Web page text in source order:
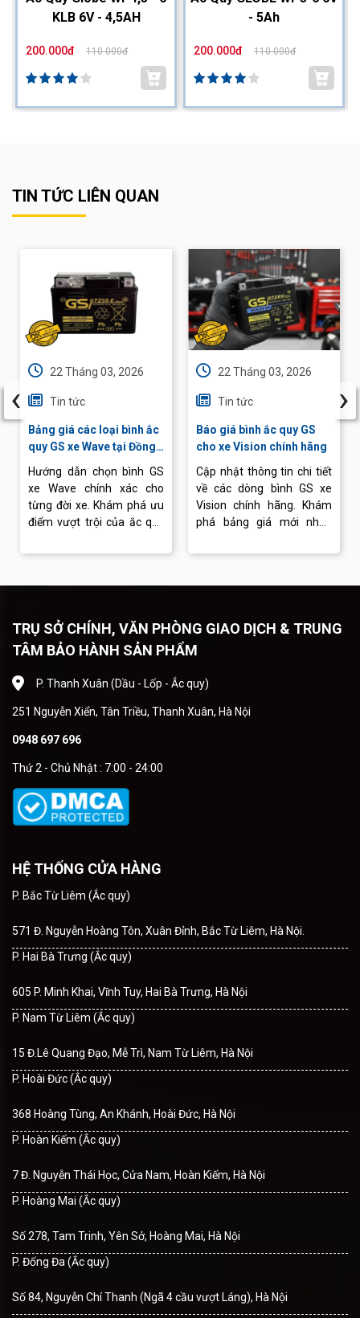
KLB 6V - 4,5AH
200.000đ 110.000đ
- 5Ah
200.000đ 110.000đ
TIN TỨC LIÊN QUAN
22 Tháng 03, 2026
Tin tức
Bảng giá các loại bình ắc
quy GS xe Wave tại Đồng
Hướng dẫn chọn bình GS
xe Wave chính xác cho
từng đời xe. Khám phá ưu
điểm vượt trội của ắc quy
chuyên nghiệp tại Ắc quy
22 Tháng 03, 2026
Tin tức
Báo giá bình ắc quy GS
cho xe Vision chính hãng
Cập nhật thông tin chi tiết
về các dòng bình GS xe
Vision chính hãng. Khám
phá bảng giá mới nhất,
hợp và dịch vụ thay ắc quy
‹ ›
TRỤ SỞ CHÍNH, VĂN PHÒNG GIAO DỊCH & TRUNG
TÂM BẢO HÀNH SẢN PHẨM
P. Thanh Xuân (Dầu - Lốp - Ắc quy)
251 Nguyễn Xiển, Tân Triều, Thanh Xuân, Hà Nội
0948 697 696
Thứ 2 - Chủ Nhật : 7:00 - 24:00
HỆ THỐNG CỬA HÀNG
P. Bắc Từ Liêm (Ắc quy)
571 Đ. Nguyễn Hoàng Tôn, Xuân Đỉnh, Bắc Từ Liêm, Hà Nội.
P. Hai Bà Trưng (Ắc quy)
605 P. Minh Khai, Vĩnh Tuy, Hai Bà Trưng, Hà Nội
P. Nam Từ Liêm (Ắc quy)
15 Đ.Lê Quang Đạo, Mễ Trì, Nam Từ Liêm, Hà Nội
P. Hoài Đức (Ắc quy)
368 Hoàng Tùng, An Khánh, Hoài Đức, Hà Nội
P. Hoàn Kiếm (Ắc quy)
7 Đ. Nguyễn Thái Học, Cửa Nam, Hoàn Kiếm, Hà Nội
P. Hoàng Mai (Ắc quy)
Số 278, Tam Trinh, Yên Sở, Hoàng Mai, Hà Nội
P. Đống Đa (Ắc quy)
Số 84, Nguyễn Chí Thanh (Ngã 4 cầu vượt Láng), Hà Nội